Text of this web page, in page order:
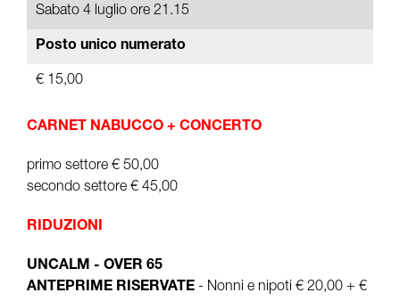
Sabato 4 luglio ore 21.15
Posto unico numerato
€ 15,00
CARNET NABUCCO + CONCERTO
primo settore € 50,00
secondo settore € 45,00
RIDUZIONI
UNCALM - OVER 65
ANTEPRIME RISERVATE - Nonni e nipoti € 20,00 + €